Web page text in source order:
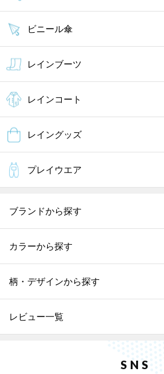
ビニール傘
レインブーツ
レインコート
レイングッズ
プレイウエア
ブランドから探す
カラーから探す
柄・デザインから探す
レビュー一覧
SNS